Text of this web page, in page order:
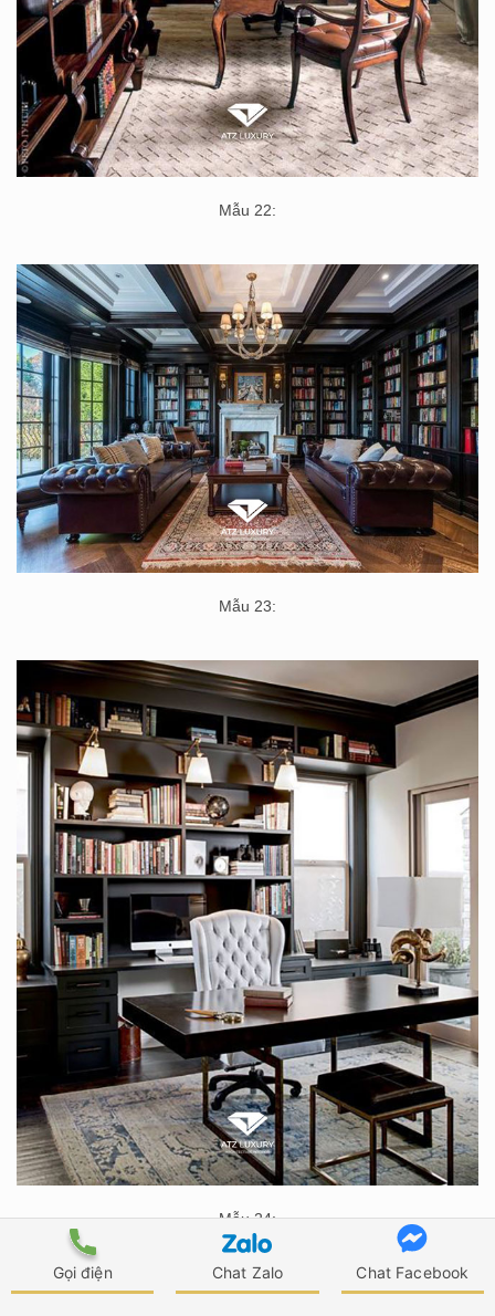
Gọi điện Chat Zalo Chat Facebook
Mẫu 22:
Mẫu 23:
Mẫu 24: